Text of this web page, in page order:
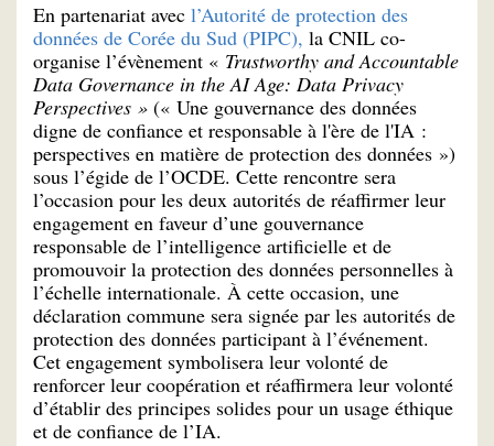
En partenariat avec l’Autorité de protection des
données de Corée du Sud (PIPC), la CNIL co-
organise l’évènement « Trustworthy and Accountable
Data Governance in the AI Age: Data Privacy
Perspectives » (« Une gouvernance des données
digne de confiance et responsable à l'ère de l'IA :
perspectives en matière de protection des données »)
sous l’égide de l’OCDE. Cette rencontre sera
l’occasion pour les deux autorités de réaffirmer leur
engagement en faveur d’une gouvernance
responsable de l’intelligence artificielle et de
promouvoir la protection des données personnelles à
l’échelle internationale. À cette occasion, une
déclaration commune sera signée par les autorités de
protection des données participant à l’événement.
Cet engagement symbolisera leur volonté de
renforcer leur coopération et réaffirmera leur volonté
d’établir des principes solides pour un usage éthique
et de confiance de l’IA.